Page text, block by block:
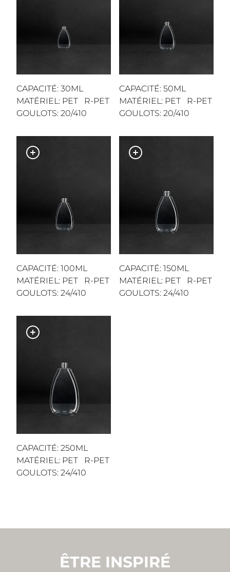
CAPACITÉ: 30ML
MATÉRIEL: PET R-PET
GOULOTS: 20/410
CAPACITÉ: 50ML
MATÉRIEL: PET R-PET
GOULOTS: 20/410
CAPACITÉ: 100ML
MATÉRIEL: PET R-PET
GOULOTS: 24/410
CAPACITÉ: 150ML
MATÉRIEL: PET R-PET
GOULOTS: 24/410
CAPACITÉ: 250ML
MATÉRIEL: PET R-PET
GOULOTS: 24/410
ÊTRE INSPIRÉ